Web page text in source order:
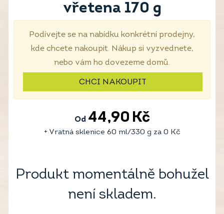
vřetena 170 g
Podívejte se na nabídku konkrétní prodejny,
kde chcete nakoupit. Nákup si vyzvednete,
nebo vám ho dovezeme domů.
CHCI NAKOUPIT
Od 44,90 Kč
+ Vratná sklenice 60 ml/330 g za 0 Kč
Produkt momentálně bohužel
není skladem.